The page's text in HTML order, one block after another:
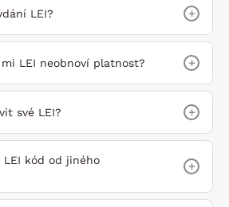
LEI? +
LEI neobnoví platnost? +
své LEI? +
LEI kód ​​od jiného
+